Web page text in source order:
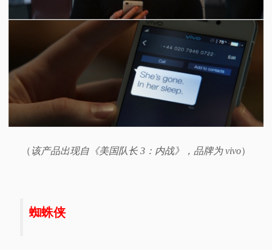
（ 该产品出现自《美国队长 3：内战》，品牌为 vivo）
蜘蛛侠